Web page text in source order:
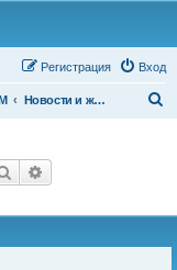
Вход
Регистрация
Новости и жизнь MyGomel’a
Поиск